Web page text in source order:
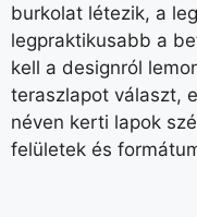
burkolat létezik, a
legpraktikusabb a
kell a designról
teraszlapot választ,
néven kerti lapok
felületek és